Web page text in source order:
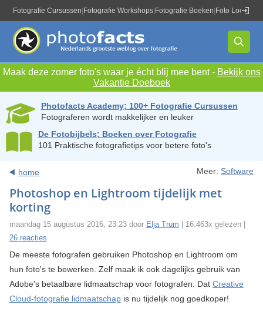
Fotografie Cursussen Fotografie Workshops Fotografie Boeken Foto Locaties
Maak deze zomer foto's waar je écht blij mee bent - Bekijk ons
Vakantie Doeboek
Photofacts Academy; 100+ Fotografie Cursussen
Fotograferen wordt makkelijker en leuker
De Fotobijbels; Boeken over Fotografie
101 Praktische fotografietips voor betere foto's
home Meer: Software
Photoshop en Lightroom tijdelijk met
korting
maandag 15 augustus 2016, 23:23 door Elja Trum | 16.463x gelezen |
26 reacties
De meeste fotografen gebruiken Photoshop en Lightroom om
hun foto's te bewerken. Zelf maak ik ook dagelijks gebruik van
Adobe's betaalbare lidmaatschap voor fotografen. Dat Creative
Cloud-fotografie lidmaatschapis nu tijdelijk nog goedkoper!